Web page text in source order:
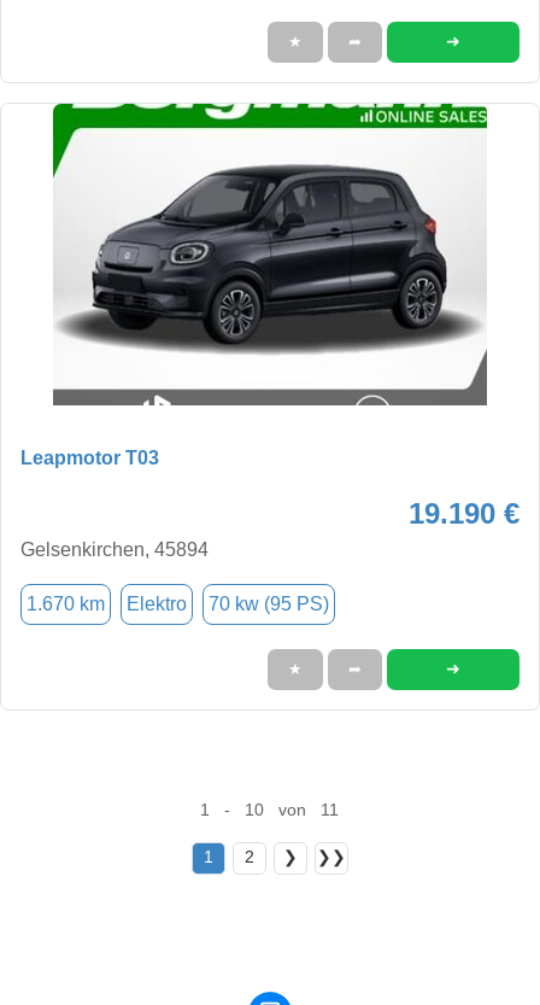
★ ➦ ➜
Leapmotor T03
19.190 €
Gelsenkirchen, 45894
1.670 km Elektro 70 kw (95 PS)
★ ➦ ➜
1 - 10 von 11
1 2 ❯ ❯❯